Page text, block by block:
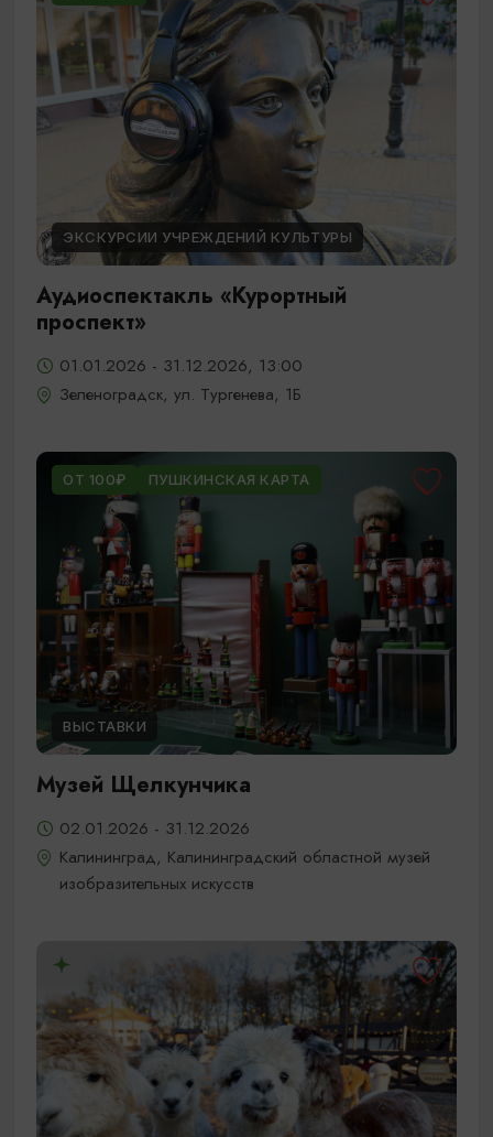
ЭКСКУРСИИ УЧРЕЖДЕНИЙ КУЛЬТУРЫ
Аудиоспектакль «Курортный
проспект»
01.01.2026 - 31.12.2026, 13:00
Зеленоградск, ул. Тургенева, 1Б
ОТ 100₽ ПУШКИНСКАЯ КАРТА
ВЫСТАВКИ
Музей Щелкунчика
02.01.2026 - 31.12.2026
Калининград, Калининградский областной музей
изобразительных искусств